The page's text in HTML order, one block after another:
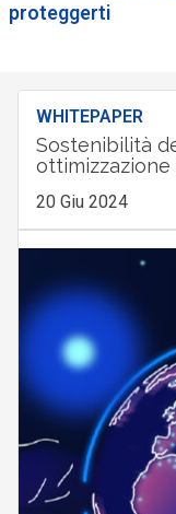
proteggerti
WHITEPAPER
Sostenibilità
20 Giu 2024